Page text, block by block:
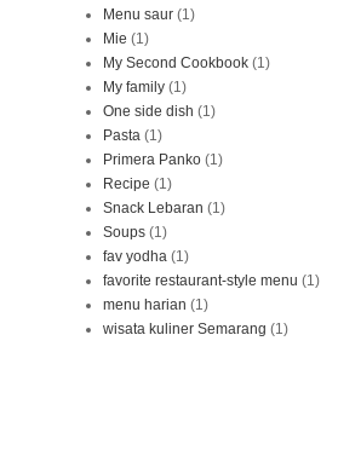
Menu saur (1)
Mie (1)
My Second Cookbook (1)
My family (1)
One side dish (1)
Pasta (1)
Primera Panko (1)
Recipe (1)
Snack Lebaran (1)
Soups (1)
fav yodha (1)
favorite restaurant-style menu (1)
menu harian (1)
wisata kuliner Semarang (1)